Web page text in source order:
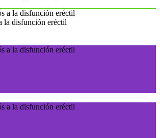
la disfunción eréctil